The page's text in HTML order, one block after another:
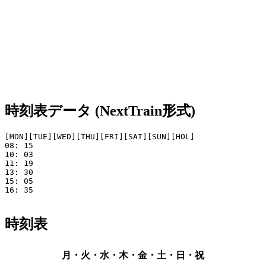
時刻表データ (NextTrain形式)
[MON][TUE][WED][THU][FRI][SAT][SUN][HOL]
08: 15
10: 03
11: 19
13: 30
15: 05
16: 35
時刻表
月・火・水・木・金・土・日・祝